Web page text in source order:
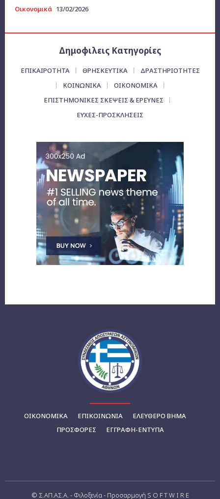
Οικονομικά 13/02/2026
Δημοφιλεις Κατηγορίες
ΕΠΙΚΑΙΡΌΤΗΤΑ ΘΡΗΣΚΕΥΤΙΚΑ
ΔΡΑΣΤΗΡΙΟΤΗΤΕΣ
ΚΟΙΝΩΝΙΚΑ
ΟΙΚΟΝΟΜΙΚΆ
ΕΠΙΣΤΗΜΟΝΙΚΕΣ ΣΚΕΨΕΙΣ & ΕΡΕΥΝΕΣ
ΕΥΧΈΣ-ΠΡΟΣΚΛΉΣΕΙΣ
ΟΙΚΟΝΟΜΙΚΆ ΕΠΙΚΟΙΝΩΝΊΑ
ΕΛΕΥΘΕΡΟ ΒΗΜΑ
ΠΡΟΣΦΟΡΕΣ
ΕΓΓΡΑΦΉ-ΈΝΤΥΠΑ
© Σ.ΑΠ.ΑΣ.Α. - Φιλοξενία - Προσαρμογή S O F T W I R E